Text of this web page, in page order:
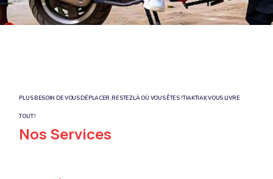
PLUS BESOIN DE VOUS DÉPLACER, RESTEZ LÀ OÙ VOUS ÊTES ! TIAKTIAK VOUS LIVRE
TOUT !
Nos Services